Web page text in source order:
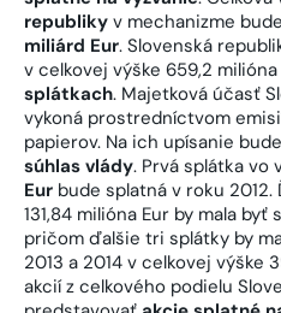
republiky v mechanizme
miliárd Eur. Slovenská
v celkovej výške 659,2 milióna
splátkach. Majetková účasť
vykoná prostredníctvom
papierov. Na ich upísanie
súhlas vlády. Prvá splátka vo
Eur bude splatná v roku 2012.
131,84 milióna Eur by mala
pričom ďalšie tri splátky by
2013 a 2014 v celkovej výške
akcií z celkového podielu